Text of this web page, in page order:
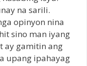
na sarili.
opinyon nina
sino man iyang
ay gamitin ang
upang ipahayag